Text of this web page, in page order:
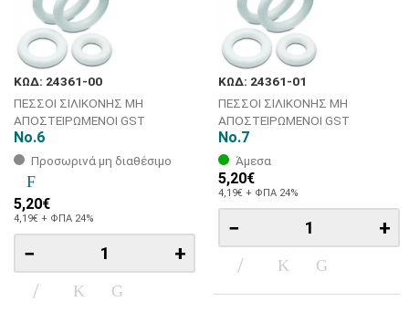
ΚΩΔ: 24361-00
ΠΕΣΣΟΙ ΣΙΛΙΚΟΝΗΣ ΜΗ
ΑΠΟΣΤΕΙΡΩΜΕΝΟΙ GST
No.6
Προσωρινά μη διαθέσιμο
5,20€
4,19€ + ΦΠΑ 24%
− +
ΚΩΔ: 24361-01
ΠΕΣΣΟΙ ΣΙΛΙΚΟΝΗΣ ΜΗ
ΑΠΟΣΤΕΙΡΩΜΕΝΟΙ GST
No.7
Άμεσα
5,20€
4,19€ + ΦΠΑ 24%
− +